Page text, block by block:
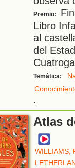
Premio:
Libro
al
del
Temática:
.
Atlas
WILLIAMS,